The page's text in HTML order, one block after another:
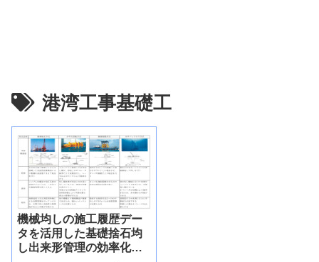
港湾工事基礎工
機械均しの施工履歴デー
タを活用した基礎捨石均
し出来形管理の効率化に